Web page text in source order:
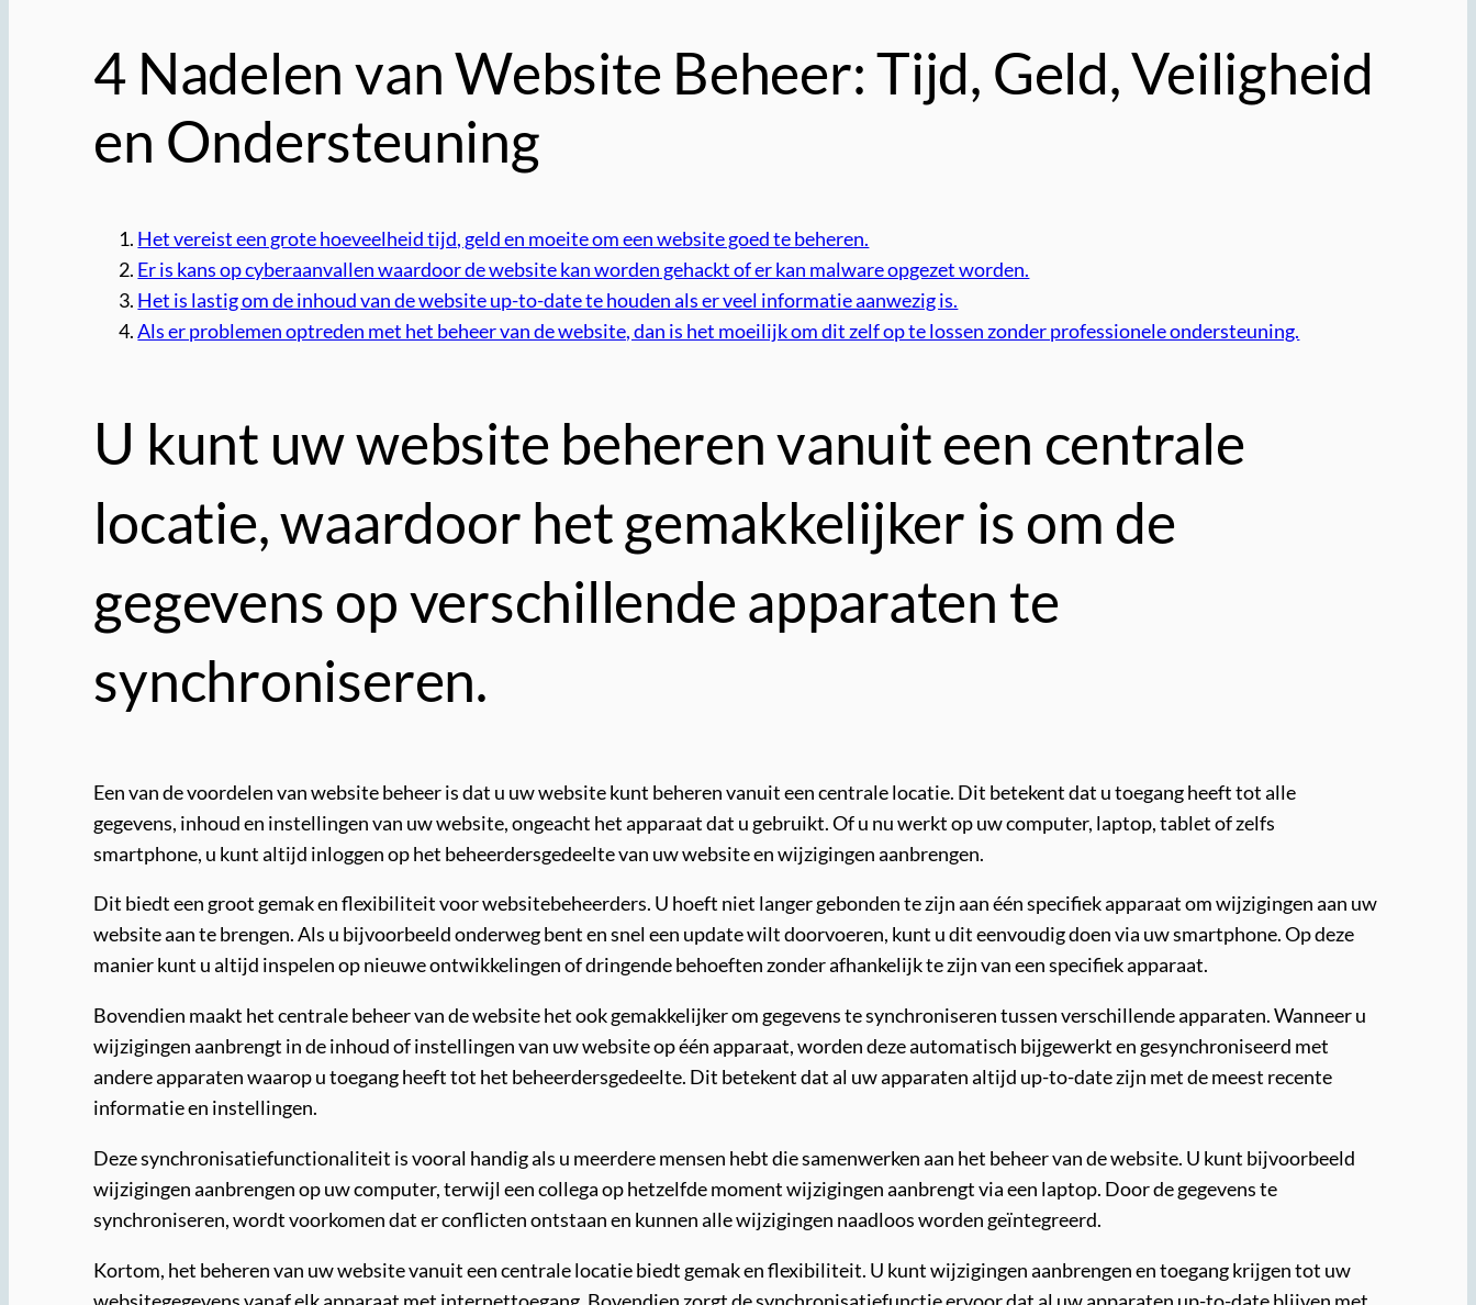
4 Nadelen van Website Beheer: Tijd, Geld, Veiligheid
en Ondersteuning
Het vereist een grote hoeveelheid tijd, geld en moeite om een website goed te beheren.
Er is kans op cyberaanvallen waardoor de website kan worden gehackt of er kan malware opgezet worden.
Het is lastig om de inhoud van de website up-to-date te houden als er veel informatie aanwezig is.
Als er problemen optreden met het beheer van de website, dan is het moeilijk om dit zelf op te lossen zonder professionele ondersteuning.
U kunt uw website beheren vanuit een centrale
locatie, waardoor het gemakkelijker is om de
gegevens op verschillende apparaten te
synchroniseren.
Een van de voordelen van website beheer is dat u uw website kunt beheren vanuit een centrale locatie. Dit betekent dat u toegang heeft tot alle
gegevens, inhoud en instellingen van uw website, ongeacht het apparaat dat u gebruikt. Of u nu werkt op uw computer, laptop, tablet of zelfs
smartphone, u kunt altijd inloggen op het beheerdersgedeelte van uw website en wijzigingen aanbrengen.
Dit biedt een groot gemak en flexibiliteit voor websitebeheerders. U hoeft niet langer gebonden te zijn aan één specifiek apparaat om wijzigingen aan uw
website aan te brengen. Als u bijvoorbeeld onderweg bent en snel een update wilt doorvoeren, kunt u dit eenvoudig doen via uw smartphone. Op deze
manier kunt u altijd inspelen op nieuwe ontwikkelingen of dringende behoeften zonder afhankelijk te zijn van een specifiek apparaat.
Bovendien maakt het centrale beheer van de website het ook gemakkelijker om gegevens te synchroniseren tussen verschillende apparaten. Wanneer u
wijzigingen aanbrengt in de inhoud of instellingen van uw website op één apparaat, worden deze automatisch bijgewerkt en gesynchroniseerd met
andere apparaten waarop u toegang heeft tot het beheerdersgedeelte. Dit betekent dat al uw apparaten altijd up-to-date zijn met de meest recente
informatie en instellingen.
Deze synchronisatiefunctionaliteit is vooral handig als u meerdere mensen hebt die samenwerken aan het beheer van de website. U kunt bijvoorbeeld
wijzigingen aanbrengen op uw computer, terwijl een collega op hetzelfde moment wijzigingen aanbrengt via een laptop. Door de gegevens te
synchroniseren, wordt voorkomen dat er conflicten ontstaan en kunnen alle wijzigingen naadloos worden geïntegreerd.
Kortom, het beheren van uw website vanuit een centrale locatie biedt gemak en flexibiliteit. U kunt wijzigingen aanbrengen en toegang krijgen tot uw